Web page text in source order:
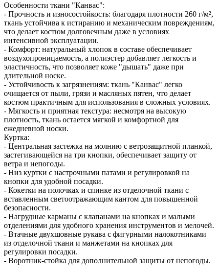
Особенности ткани "Канвас":
- Прочность и износостойкость: благодаря плотности 260 г/м²,
ткань устойчива к истиранию и механическим повреждениям,
что делает костюм долговечным даже в условиях
интенсивной эксплуатации.
- Комфорт: натуральный хлопок в составе обеспечивает
воздухопроницаемость, а полиэстер добавляет легкость и
эластичность, что позволяет коже "дышать" даже при
длительной носке.
- Устойчивость к загрязнениям: ткань "Канвас" легко
очищается от пыли, грязи и масляных пятен, что делает
костюм практичным для использования в сложных условиях.
- Мягкость и приятная текстура: несмотря на высокую
плотность, ткань остается мягкой и комфортной для
ежедневной носки.
Куртка:
- Центральная застежка на молнию с ветрозащитной планкой,
застегивающейся на три кнопки, обеспечивает защиту от
ветра и непогоды.
- Низ куртки с настрочными патами и регулировкой на
кнопки для удобной посадки.
- Кокетки на полочках и спинке из отделочной ткани с
вставленным светоотражающим кантом для повышенной
безопасности.
- Нагрудные карманы с клапанами на кнопках и малыми
отделениями для удобного хранения инструментов и мелочей.
- Втачные двухшовные рукава с фигурными налокотниками
из отделочной ткани и манжетами на кнопках для
регулировки посадки.
- Воротник-стойка для дополнительной защиты от непогоды.